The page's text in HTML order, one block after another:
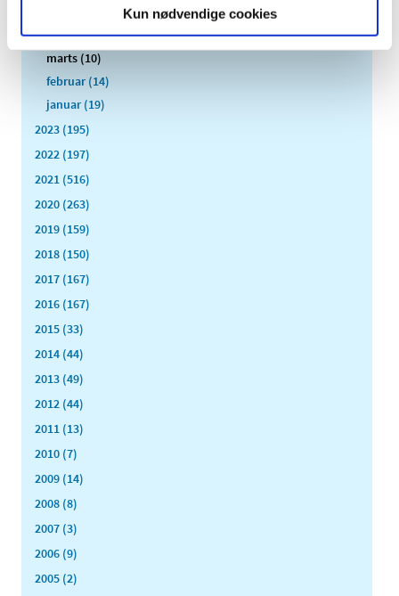
Kun nødvendige cookies
april (12)
marts (10)
februar (14)
januar (19)
2023 (195)
2022 (197)
2021 (516)
2020 (263)
2019 (159)
2018 (150)
2017 (167)
2016 (167)
2015 (33)
2014 (44)
2013 (49)
2012 (44)
2011 (13)
2010 (7)
2009 (14)
2008 (8)
2007 (3)
2006 (9)
2005 (2)